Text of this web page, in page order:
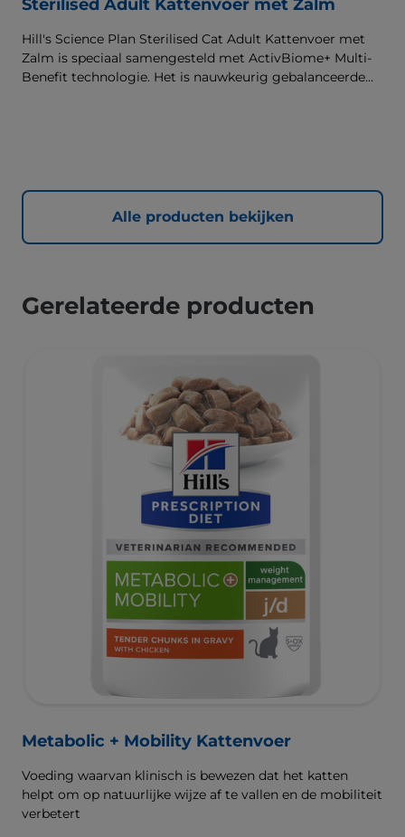
Sterilised Adult Kattenvoer met Zalm
Hill's Science Plan Sterilised Cat Adult Kattenvoer met
Zalm is speciaal samengesteld met ActivBiome+ Multi-
Benefit technologie. Het is nauwkeurig gebalanceerde
Alle producten bekijken
Gerelateerde producten
Metabolic + Mobility Kattenvoer
Voeding waarvan klinisch is bewezen dat het katten
helpt om op natuurlijke wijze af te vallen en de mobiliteit
verbetert